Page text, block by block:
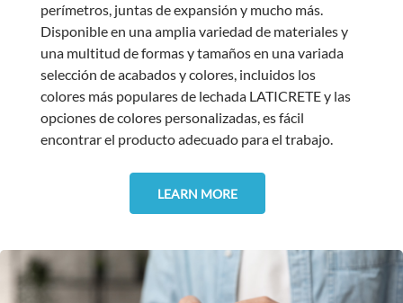
perímetros, juntas de expansión y mucho más.
Disponible en una amplia variedad de materiales y
una multitud de formas y tamaños en una variada
selección de acabados y colores, incluidos los
colores más populares de lechada LATICRETE y las
opciones de colores personalizadas, es fácil
encontrar el producto adecuado para el trabajo.
LEARN MORE